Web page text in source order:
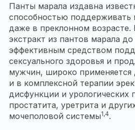
Панты марала издавна
способностью поддерживать
даже в преклонном возрасте.
экстракт из пантов марала
эффективным средством
сексуального здоровья и
мужчин, широко применяется
и в комплексной терапии
дисфункции и урологических
простатита, уретрита и
мочеполовой системы1,4.